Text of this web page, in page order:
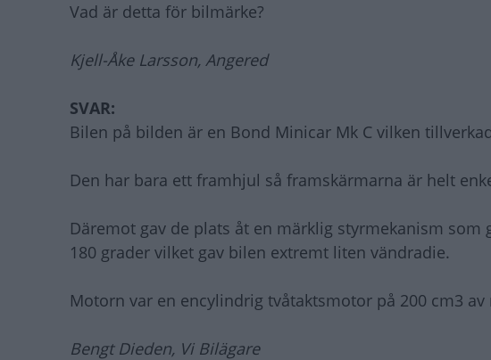
Vad är detta för bilmärke?
Kjell-Åke Larsson, Angered
SVAR:
Bilen på bilden är en Bond Minicar Mk C vilken
Den har bara ett framhjul så framskärmarna är helt
Däremot gav de plats åt en märklig styrmekanism
180 grader vilket gav bilen extremt liten vändradie.
Motorn var en encylindrig tvåtaktsmotor på 200 cm3 av
Bengt Dieden, Vi Bilägare